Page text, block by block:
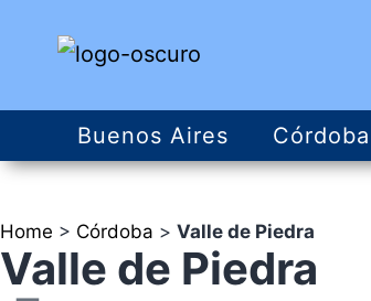
Buenos Aires Córdoba
Home > Córdoba > Valle de Piedra
Valle de Piedra